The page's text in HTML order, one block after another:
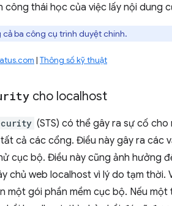
công thái học của việc lấy nội dung
cả ba công cụ trình duyệt chính.
| Thông số kỹ thuật
cho localhost
(STS) có thể gây ra sự cố cho
cả các cổng. Điều này gây ra các
cục bộ. Điều này cũng ảnh hưởng
chủ web localhost vì lý do tạm thời.
gói phần mềm cục bộ. Nếu